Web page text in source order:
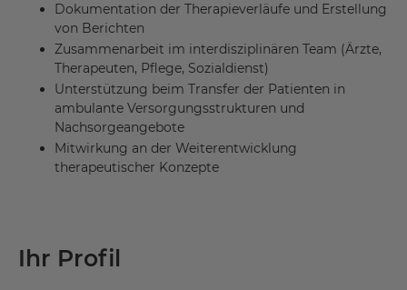
Dokumentation der Therapieverläufe und Erstellung
von Berichten
Zusammenarbeit im interdisziplinären Team (Ärzte,
Therapeuten, Pflege, Sozialdienst)
Unterstützung beim Transfer der Patienten in
ambulante Versorgungsstrukturen und
Nachsorgeangebote
Mitwirkung an der Weiterentwicklung
therapeutischer Konzepte
Ihr Profil